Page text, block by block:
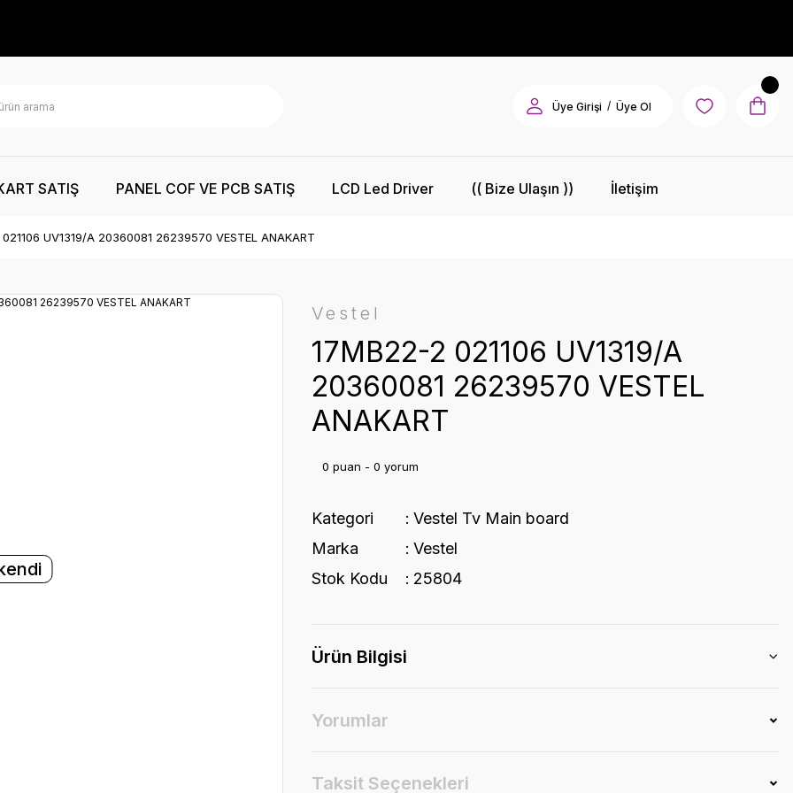
Üye Girişi / Üye Ol
SATIŞ PANEL COF VE PCB SATIŞ LCD Led Driver (( Bize Ulaşın )) İletişim
UV1319/A 20360081 26239570 VESTEL ANAKART
Vestel
17MB22-2 021106 UV1319/A
20360081 26239570 VESTEL
ANAKART
0 puan - 0 yorum
Kategori
Vestel Tv Main board
Marka
Vestel
Stok Kodu
25804
Ürün Bilgisi
Yorumlar
Taksit Seçenekleri